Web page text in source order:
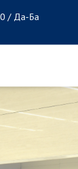
/ Да-Ба